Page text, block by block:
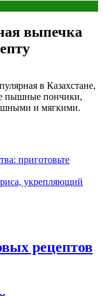
выпечка
в Казахстане,
пышные пончики,
и мягкими.
приготовьте
укрепляющий
рецептов